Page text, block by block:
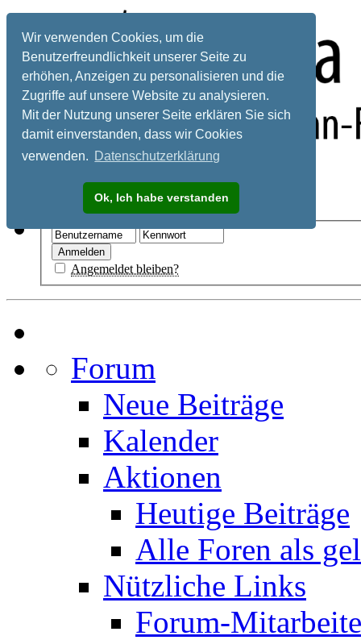
Wir verwenden Cookies, um die
Benutzerfreundlichkeit unserer Seite zu
erhöhen, Anzeigen zu personalisieren und die
Zugriffe auf unsere Website zu analysieren.
Mit der Nutzung unserer Seite erklären Sie sich
damit einverstanden, dass wir Cookies
verwenden. Datenschutzerklärung
Ok, Ich habe verstanden
Registrieren
Angemeldet bleiben?
Forum
Neue Beiträge
Kalender
Aktionen
Heutige Beiträge
Alle Foren als
Nützliche Links
Forum-